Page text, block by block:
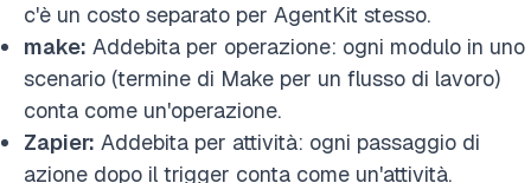
c'è un costo separato per AgentKit stesso.
make: Addebita per operazione: ogni modulo in uno
scenario (termine di Make per un flusso di lavoro)
conta come un'operazione.
Zapier: Addebita per attività: ogni passaggio di
azione dopo il trigger conta come un'attività.